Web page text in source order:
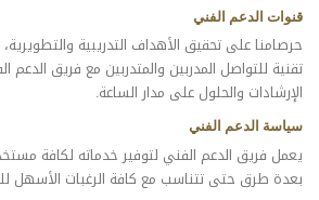
قنوات الدعم الفني
حرصامنا على تحقيق الأهداف التدريبية
تقنية للتواصل المدربين والمتدربين مع فريق
الإرشادات والحلول على مدار الساعة.
سياسة الدعم الفني
يعمل فريق الدعم الفني لتوفير خدماته لكافة
بعدة طرق حتى تتناسب مع كافة الرغبات الأسهل